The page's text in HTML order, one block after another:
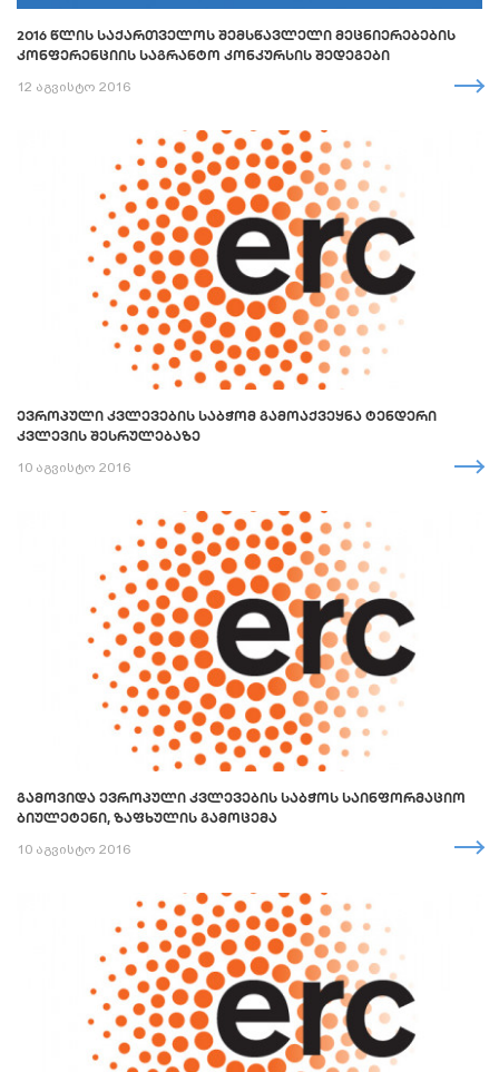
2016 ᲬᲚᲘᲡ ᲡᲐᲥᲐᲠᲗᲕᲔᲚᲝᲡ ᲨᲔᲛᲡᲬᲐᲕᲚᲔᲚᲘ ᲛᲔᲪᲜᲘᲔᲠᲔᲑᲔᲑᲘᲡ
ᲙᲝᲜᲤᲔᲠᲔᲜᲪᲘᲘᲡ ᲡᲐᲒᲠᲐᲜᲢᲝ ᲙᲝᲜᲙᲣᲠᲡᲘᲡ ᲨᲔᲓᲔᲒᲔᲑᲘ
12 აგვისტო 2016
ᲔᲕᲠᲝᲞᲣᲚᲘ ᲙᲕᲚᲔᲕᲔᲑᲘᲡ ᲡᲐᲑᲭᲝᲛ ᲒᲐᲛᲝᲐᲥᲕᲔᲧᲜᲐ ᲢᲔᲜᲓᲔᲠᲘ
ᲙᲕᲚᲔᲕᲘᲡ ᲨᲔᲡᲠᲣᲚᲔᲑᲐᲖᲔ
10 აგვისტო 2016
ᲒᲐᲛᲝᲕᲘᲓᲐ ᲔᲕᲠᲝᲞᲣᲚᲘ ᲙᲕᲚᲔᲕᲔᲑᲘᲡ ᲡᲐᲑᲭᲝᲡ ᲡᲐᲘᲜᲤᲝᲠᲛᲐᲪᲘᲝ
ᲑᲘᲣᲚᲔᲢᲔᲜᲘ, ᲖᲐᲤᲮᲣᲚᲘᲡ ᲒᲐᲛᲝᲪᲔᲛᲐ
10 აგვისტო 2016